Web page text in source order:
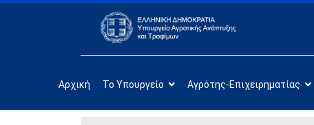
Αρχική Το Υπουργείο Αγρότης-Επιχειρηματίας